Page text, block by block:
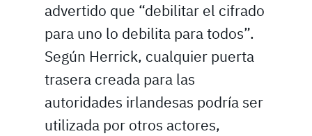
advertido que “debilitar el cifrado
para uno lo debilita para todos”.
Según Herrick, cualquier puerta
trasera creada para las
autoridades irlandesas podría ser
utilizada por otros actores,